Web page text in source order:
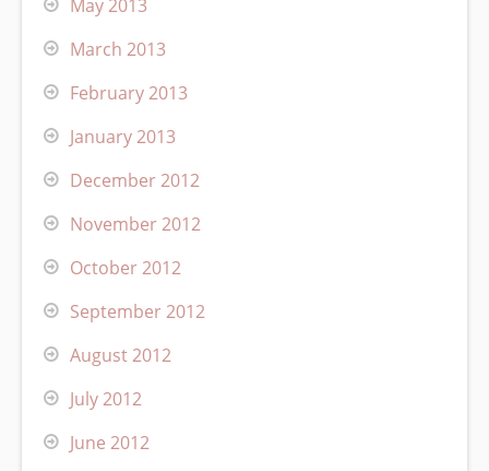
May 2013
March 2013
February 2013
January 2013
December 2012
November 2012
October 2012
September 2012
August 2012
July 2012
June 2012